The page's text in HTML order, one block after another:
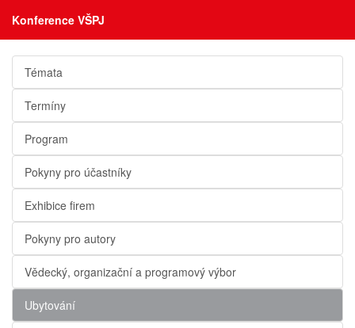
Konference VŠPJ
Témata
Termíny
Program
Pokyny pro účastníky
Exhibice firem
Pokyny pro autory
Vědecký, organizační a programový výbor
Ubytování